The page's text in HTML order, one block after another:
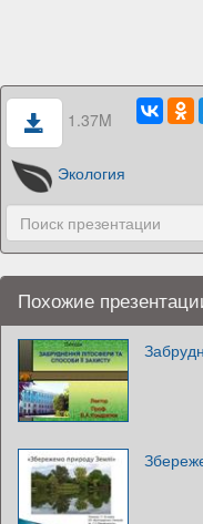
1.37M
Экология
Похожие